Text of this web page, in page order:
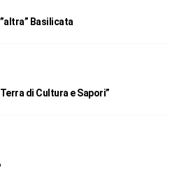
Basilicata
di Cultura e Sapori”